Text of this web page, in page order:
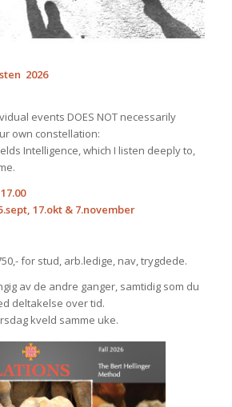
2026
events DOES NOT necessarily
own constellation:
Intelligence, which I listen deeply to,
17.okt & 7.november
for stud, arb.ledige, nav, trygdede.
av de andre ganger, samtidig som du
deltakelse over tid.
kveld samme uke.